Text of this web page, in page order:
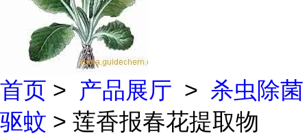
首页 > 产品展厅 > 杀虫除菌
驱蚊 > 莲香报春花提取物